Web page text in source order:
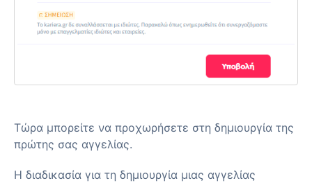
Τώρα μπορείτε να προχωρήσετε στη δημιουργία της
πρώτης σας αγγελίας.
Η διαδικασία για τη δημιουργία μιας αγγελίας